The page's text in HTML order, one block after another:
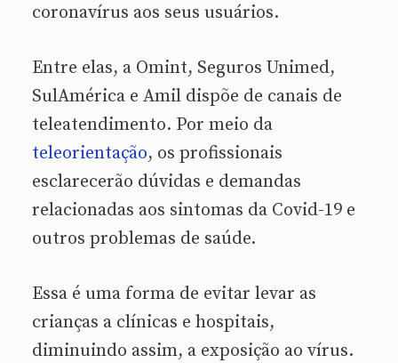
coronavírus aos seus usuários.
Entre elas, a Omint, Seguros Unimed,
SulAmérica e Amil dispõe de canais de
teleatendimento. Por meio da
teleorientação, os profissionais
esclarecerão dúvidas e demandas
relacionadas aos sintomas da Covid-19 e
outros problemas de saúde.
Essa é uma forma de evitar levar as
crianças a clínicas e hospitais,
diminuindo assim, a exposição ao vírus.